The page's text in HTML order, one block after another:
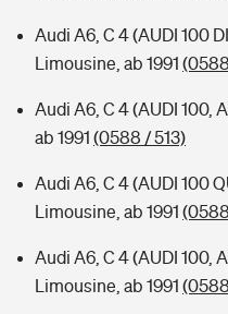
Audi A6, C 4 (AUDI 100
Limousine, ab 1991
Audi A6, C 4 (AUDI 100,
ab 1991 (0588 / 513)
Audi A6, C 4 (AUDI 100
Limousine, ab 1991
Audi A6, C 4 (AUDI 100,
Limousine, ab 1991